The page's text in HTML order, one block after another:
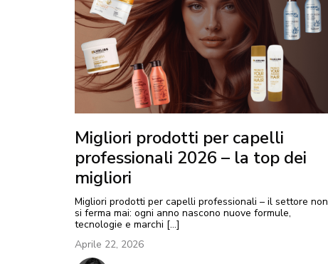
Migliori prodotti per capelli
professionali 2026 – la top dei
migliori
Migliori prodotti per capelli professionali – il settore non
si ferma mai: ogni anno nascono nuove formule,
tecnologie e marchi […]
Aprile 22, 2026